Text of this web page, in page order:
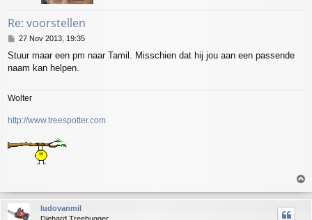
Re: voorstellen
P
s
t
27 Nov 2013, 19:35
Stuur maar een pm naar Tamil. Misschien dat hij jou aan een passende
naam kan helpen.
Wolter
http://www.treespotter.com
o
p
ludovanmil